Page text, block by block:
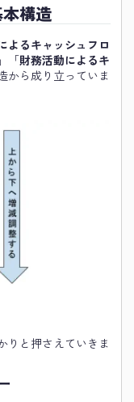
構造
よるキャッシュフロ
」「財務活動によるキ
から成り立っていま
りと押さえていきま